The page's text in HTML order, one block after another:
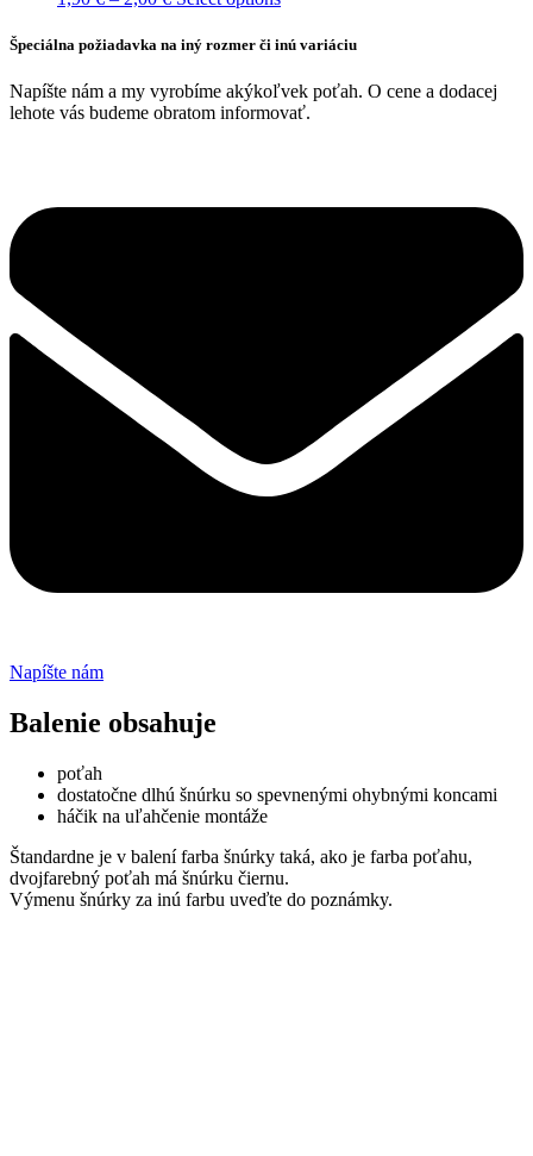
1,90 €
2,00 €
has
variants.
The
options
on
Špeciálna požiadavka na iný rozmer či inú variáciu
Napíšte nám a my vyrobíme akýkoľvek poťah. O cene a dodacej
lehote vás budeme obratom informovať.
Napíšte nám
Balenie obsahuje
poťah
dostatočne dlhú šnúrku so spevnenými ohybnými koncami
háčik na uľahčenie montáže
Štandardne je v balení farba šnúrky taká, ako je farba poťahu,
dvojfarebný poťah má šnúrku čiernu.
Výmenu šnúrky za inú farbu uveďte do poznámky.